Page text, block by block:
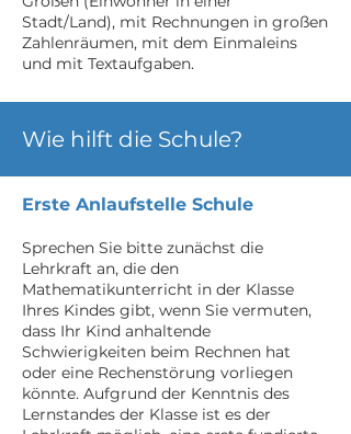
Stadt/Land), mit Rechnungen in großen
Zahlenräumen, mit dem Einmaleins
und mit Textaufgaben.
Wie hilft die Schule?
Erste Anlaufstelle Schule
Sprechen Sie bitte zunächst die
Lehrkraft an, die den
Mathematikunterricht in der Klasse
Ihres Kindes gibt, wenn Sie vermuten,
dass Ihr Kind anhaltende
Schwierigkeiten beim Rechnen hat
oder eine Rechenstörung vorliegen
könnte. Aufgrund der Kenntnis des
Lernstandes der Klasse ist es der